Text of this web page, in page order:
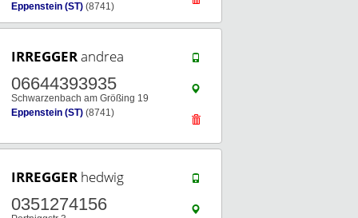
Eppenstein (ST) (8741)
IRREGGERandrea
06644393935
Schwarzenbach am Größing 19
Eppenstein (ST) (8741)
IRREGGER hedwig
0351274156